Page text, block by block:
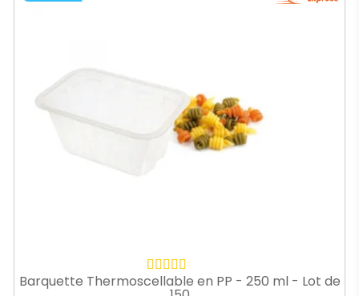
Barquette Thermoscellable en PP - 250 ml - Lot de